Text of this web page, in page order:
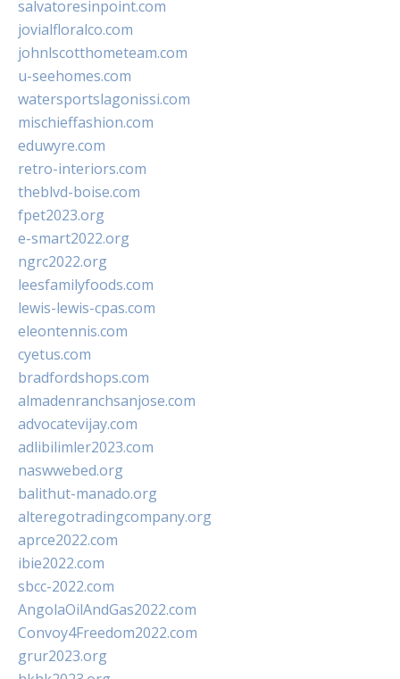
salvatoresinpoint.com
jovialfloralco.com
johnlscotthometeam.com
u-seehomes.com
watersportslagonissi.com
mischieffashion.com
eduwyre.com
retro-interiors.com
theblvd-boise.com
fpet2023.org
e-smart2022.org
ngrc2022.org
leesfamilyfoods.com
lewis-lewis-cpas.com
eleontennis.com
cyetus.com
bradfordshops.com
almadenranchsanjose.com
advocatevijay.com
adlibilimler2023.com
naswwebed.org
balithut-manado.org
alteregotradingcompany.org
aprce2022.com
ibie2022.com
sbcc-2022.com
AngolaOilAndGas2022.com
Convoy4Freedom2022.com
grur2023.org